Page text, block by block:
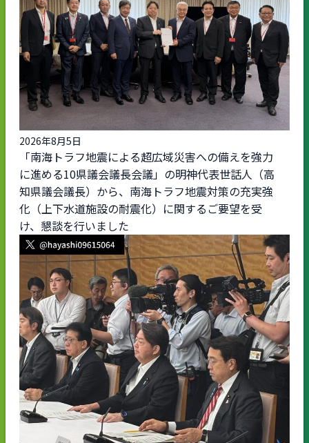
2026年8月5日
「南海トラフ地震による超広域災害への備えを強力
に進める10県議会議長会議」の明神代表世話人（高
知県議会議長）から、南海トラフ地震対策の充実強
化（上下水道施設の耐震化）に関するご要望を受
け、懇談を行いました